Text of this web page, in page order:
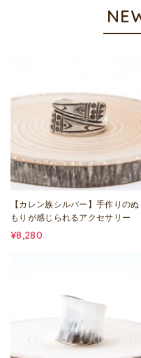
【カレン族シルバー】手作りのぬ
もりが感じられるアクセサリー
¥8,280